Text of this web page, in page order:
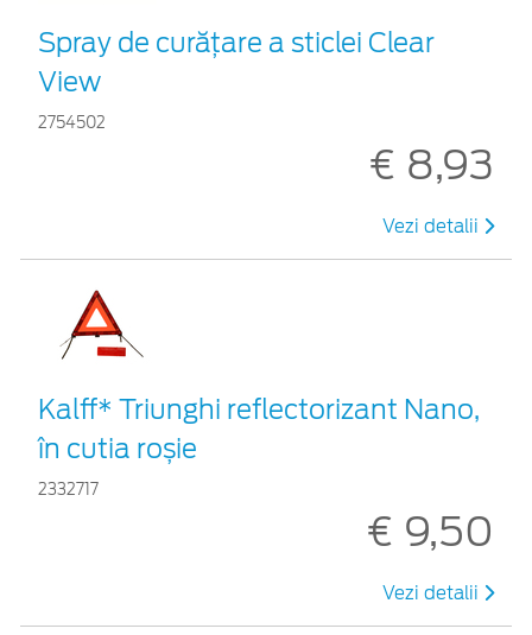
Spray de curățare a sticlei Clear
View
2754502
€ 8,93
Vezi detalii
Kalff* Triunghi reflectorizant Nano,
în cutia roșie
2332717
€ 9,50
Vezi detalii